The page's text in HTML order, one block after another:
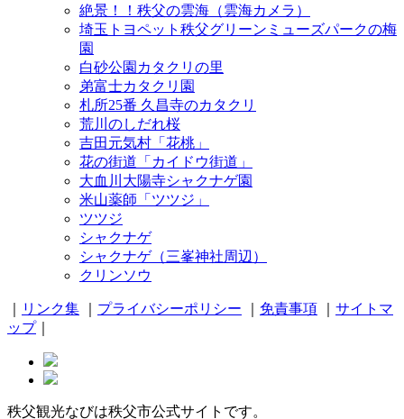
絶景！！秩父の雲海（雲海カメラ）
埼玉トヨペット秩父グリーンミューズパークの梅
園
白砂公園カタクリの里
弟富士カタクリ園
札所25番 久昌寺のカタクリ
荒川のしだれ桜
吉田元気村「花桃」
花の街道「カイドウ街道」
大血川大陽寺シャクナゲ園
米山薬師「ツツジ」
ツツジ
シャクナゲ
シャクナゲ（三峯神社周辺）
クリンソウ
リンク集 プライバシーポリシー 免責事項
サイトマ
ップ｜
秩父観光なびは秩父市公式サイトです。